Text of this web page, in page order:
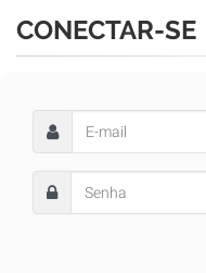
CONECTAR-SE